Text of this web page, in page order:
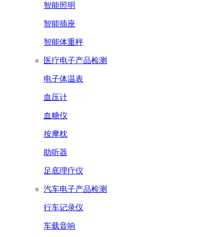
智能照明
智能插座
智能体重秤
医疗电子产品检测
电子体温表
血压计
血糖仪
按摩枕
助听器
足底理疗仪
汽车电子产品检测
行车记录仪
车载音响